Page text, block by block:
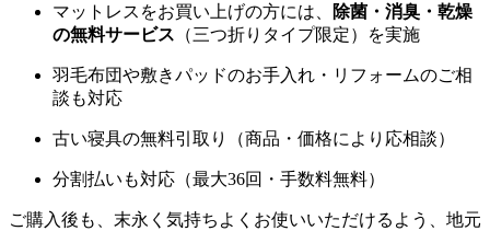
マットレスをお買い上げの方には、
除菌・消臭・乾燥
の無料サービス （三つ折りタイプ限定）を実施
羽毛布団や敷きパッドのお手入れ・リフォームのご相
談も対応
古い寝具の無料引取り（商品・価格により応相談）
分割払いも対応（最大36回・手数料無料）
ご購入後も、末永く気持ちよくお使いいただけるよう、地元